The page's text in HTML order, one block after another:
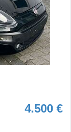
4.500 €